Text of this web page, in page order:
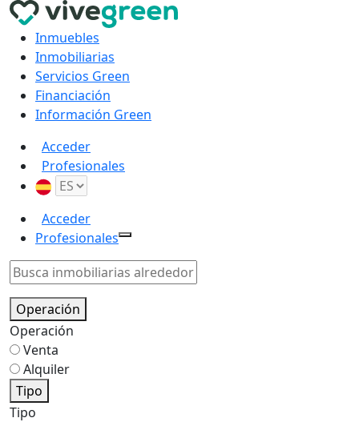
Inmuebles
Inmobiliarias
Servicios Green
Financiación
Información Green
Acceder
Profesionales
Acceder
Profesionales
Operación
Operación
Venta
Alquiler
Tipo
Tipo